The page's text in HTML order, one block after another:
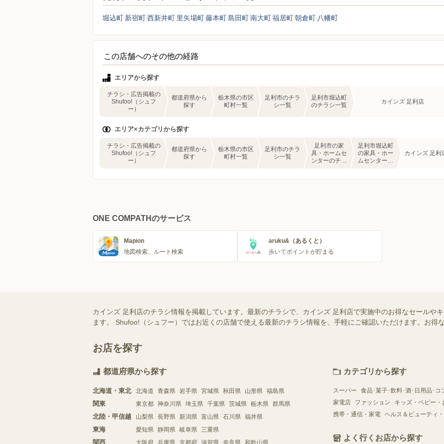
堀込町 新宿町西新井町 里矢場町藤本町島田町南大町福居町朝倉町 八幡町
この店舗へのその他の経路
エリアから探す
チラシ・広告掲載の
Shufoo!（シュフ
ー）
都道府県から
探す
栃木県の市区
町村一覧
足利市のチラ
シ一覧
足利市堀込町
のチラシ一覧
カインズ 足利店
エリア×カテゴリから探す
チラシ・広告掲載の
Shufoo!（シュフ
ー）
都道府県から
探す
栃木県の市区
町村一覧
足利市のチラ
シ一覧
足利市の家
具・ホームセ
ンターのチラ
足利市堀込町
の家具・ホー
ムセンターの
カインズ 足利
ONE COMPATHのサービス
Mapion
地図検索、ルート検索
aruku&（あるくと）
歩いてポイントが貯まる
カインズ 足利店のチラシ情報を掲載しています。最新のチラシで、カインズ 足利店で実施中のお得なセールや
ます。 Shufoo!（シュフー）ではお近くの店舗で使える最新のチラシ情報を、手軽にご確認いただけます。お得
お店を探す
都道府県から探す
北海道・東北 北海道 青森県 岩手県 宮城県 秋田県 山形県 福島県
関東 東京都 神奈川県 埼玉県 千葉県 茨城県 栃木県 群馬県
北陸・甲信越 山梨県 長野県 新潟県 富山県 石川県 福井県
東海 愛知県 静岡県 岐阜県 三重県
関西 大阪府 兵庫県 京都府 滋賀県 奈良県 和歌山県
カテゴリから探す
スーパー
食品･菓子･飲料･酒･日用品･コ
家電店
ファッション
キッズ・ベビー・
携帯・通信・家電 ヘルス＆ビューティ
よく行くお店から探す